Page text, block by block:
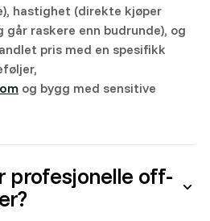
hastighet (direkte kjøper
raskere enn budrunde), og
pris med en spesifikk
og bygg med sensitive
profesjonelle off-